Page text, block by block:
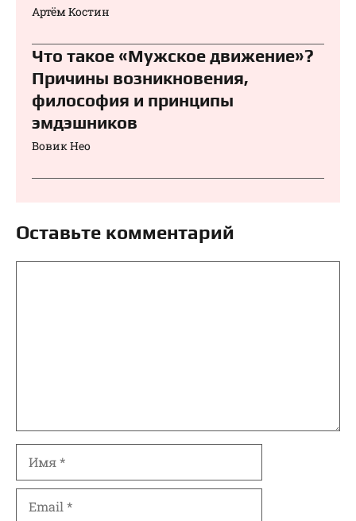
Артём Костин
Что такое «Мужское движение»?
Причины возникновения,
философия и принципы
эмдэшников
Вовик Нео
Оставьте комментарий